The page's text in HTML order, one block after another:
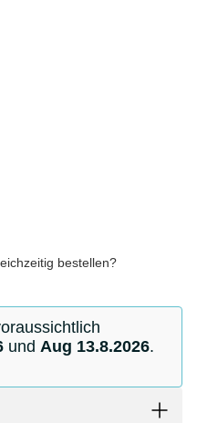
bestellen?
und Aug 13.8.2026.